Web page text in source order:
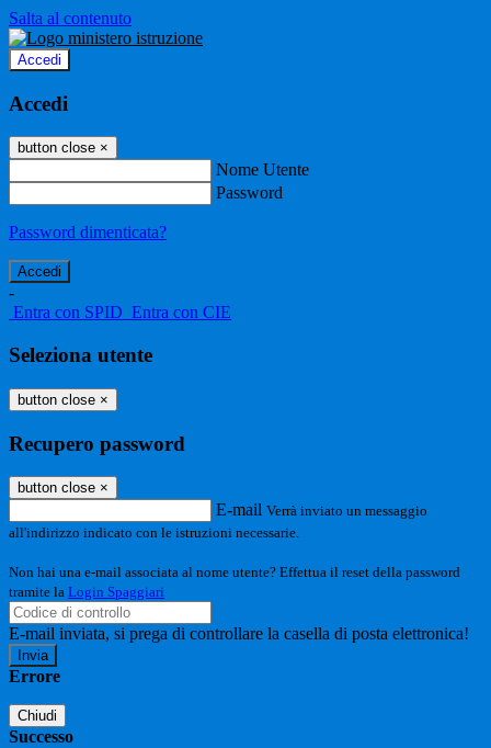
Salta al contenuto
Accedi
Accedi
button close ×
Nome Utente
Password
Password dimenticata?
-
Entra con SPID Entra con CIE
Seleziona utente
button close ×
Recupero password
button close ×
E-mail Verrà inviato un messaggio
all'indirizzo indicato con le istruzioni necessarie.
Non hai una e-mail associata al nome utente? Effettua il reset della password
tramite la Login Spaggiari
E-mail inviata, si prega di controllare la casella di posta elettronica!
Errore
Chiudi
Successo